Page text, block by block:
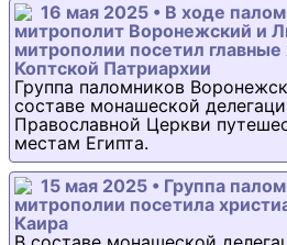
16 мая 2025 • В ходе
митрополит Воронежский и
митрополии посетил
Коптской Патриархии
Группа паломников
составе монашеской
Православной Церкви
местам Египта.
15 мая 2025 • Группа
митрополии посетила
Каира